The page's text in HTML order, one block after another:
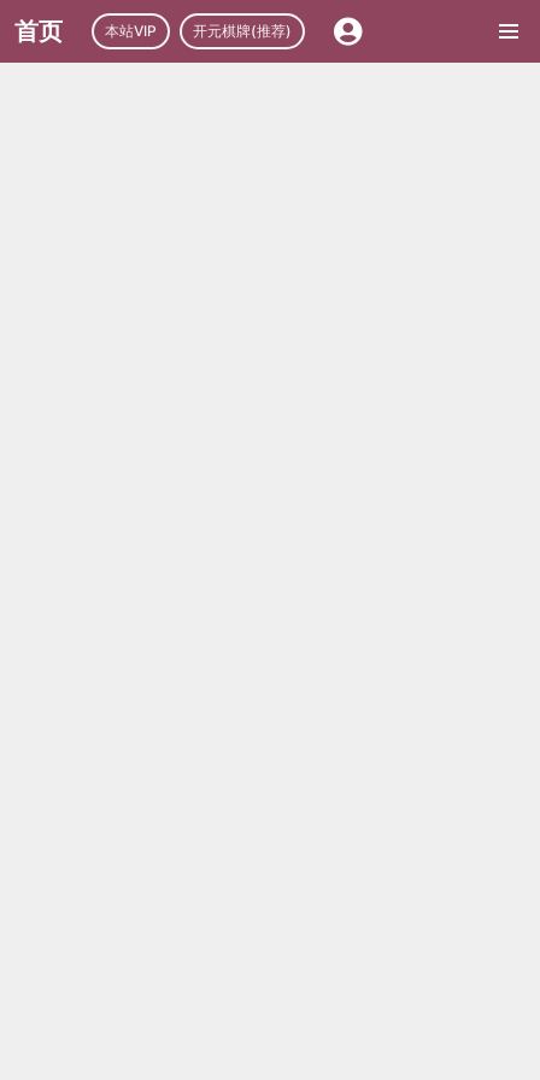
首页 本站VIP 开元棋牌(推荐)